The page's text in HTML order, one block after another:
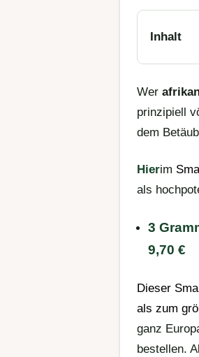
Inhalt
Wer
prinzipiell
dem
Hierim
als
3
9,70 €
Dieser
als zum
ganz
bestellen.